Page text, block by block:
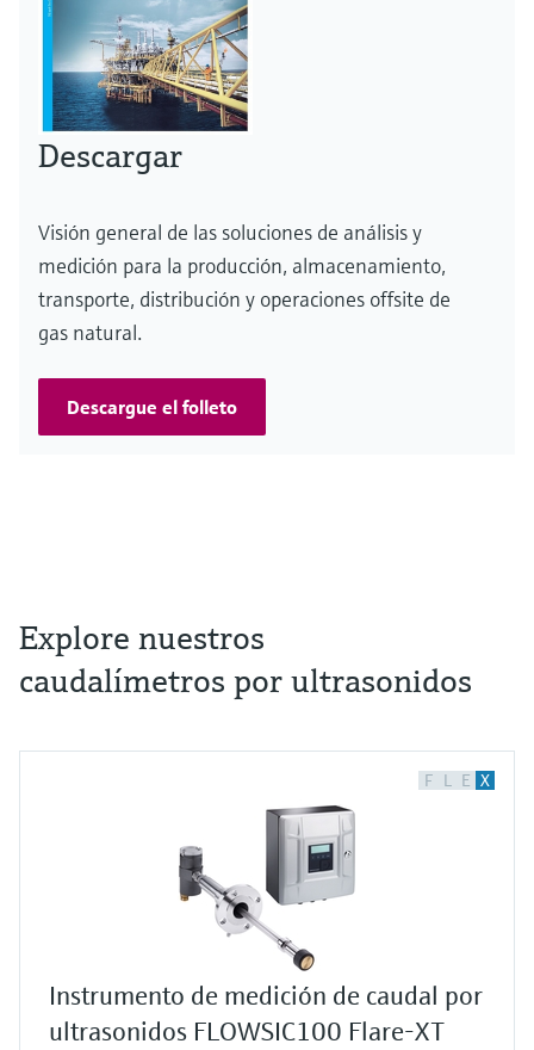
Descargar
Visión general de las soluciones de análisis y
medición para la producción, almacenamiento,
transporte, distribución y operaciones offsite de
gas natural.
Descargue el folleto
Explore nuestros
caudalímetros por ultrasonidos
F L E X
Instrumento de medición de caudal por
ultrasonidos FLOWSIC100 Flare-XT